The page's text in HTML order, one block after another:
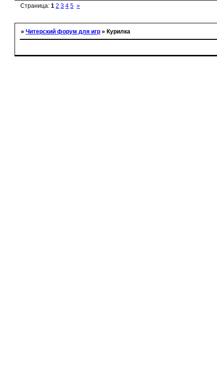
Страница:1 2 3 4 5 »
»Читерский форум для игр » Курилка